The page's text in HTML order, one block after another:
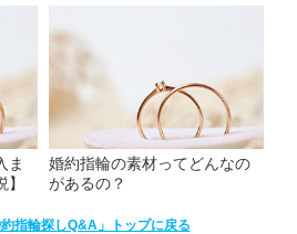
ま
婚約指輪の素材ってどんなの
があるの？
約指輪探しQ&A」トップに戻る